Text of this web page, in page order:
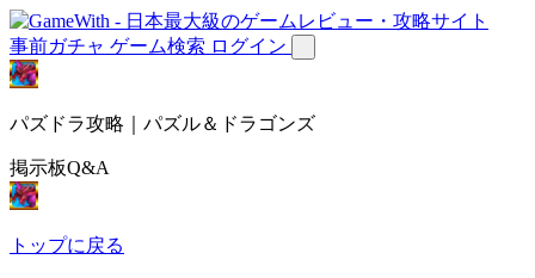
事前ガチャ ゲーム検索 ログイン
パズドラ攻略｜パズル＆ドラゴンズ
掲示板Q&A
トップに戻る